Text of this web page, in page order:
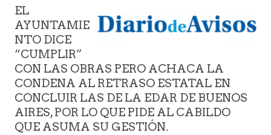
EL
AYUNTAMIE
NTO DICE
“CUMPLIR”
CON LAS OBRAS PERO ACHACA LA
CONDENA AL RETRASO ESTATAL EN
CONCLUIR LAS DE LA EDAR DE BUENOS
AIRES, POR LO QUE PIDE AL CABILDO
QUE ASUMA SU GESTIÓN.